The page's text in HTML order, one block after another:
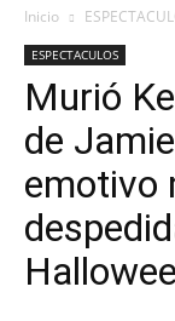
Inicio
ESPECTACULOS
Murió
de
emotivo